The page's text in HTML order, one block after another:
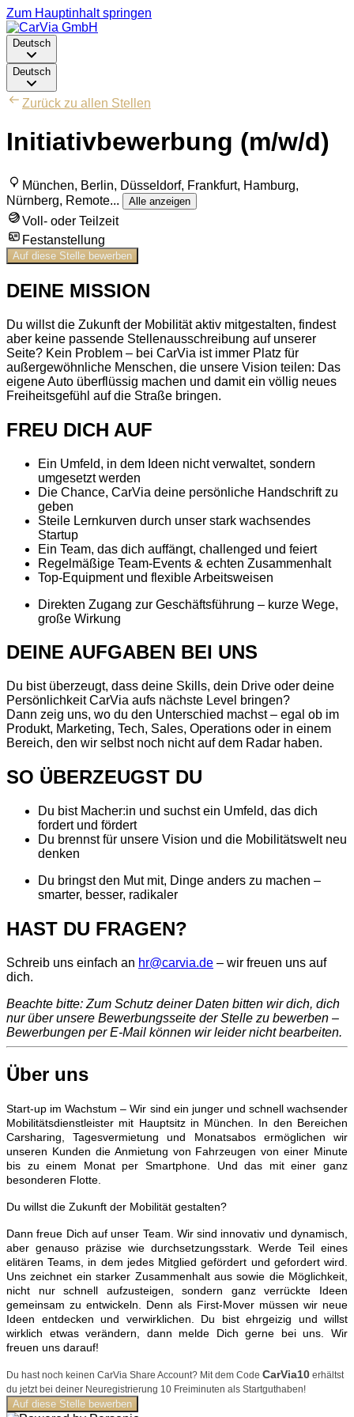
Zum Hauptinhalt springen
Deutsch
Deutsch
Zurück zu allen Stellen
Initiativbewerbung (m/w/d)
München, Berlin, Düsseldorf, Frankfurt, Hamburg,
Nürnberg, Remote... Alle anzeigen
Voll- oder Teilzeit
Festanstellung
Auf diese Stelle bewerben
DEINE MISSION
Du willst die Zukunft der Mobilität aktiv mitgestalten, findest
aber keine passende Stellenausschreibung auf unserer
Seite? Kein Problem – bei CarVia ist immer Platz für
außergewöhnliche Menschen, die unsere Vision teilen: Das
eigene Auto überflüssig machen und damit ein völlig neues
Freiheitsgefühl auf die Straße bringen.
FREU DICH AUF
Ein Umfeld, in dem Ideen nicht verwaltet, sondern
umgesetzt werden
Die Chance, CarVia deine persönliche Handschrift zu
geben
Steile Lernkurven durch unser stark wachsendes
Startup
Ein Team, das dich auffängt, challenged und feiert
Regelmäßige Team-Events & echten Zusammenhalt
Top-Equipment und flexible Arbeitsweisen
Direkten Zugang zur Geschäftsführung – kurze Wege,
große Wirkung
DEINE AUFGABEN BEI UNS
Du bist überzeugt, dass deine Skills, dein Drive oder deine
Persönlichkeit CarVia aufs nächste Level bringen?
Dann zeig uns, wo du den Unterschied machst – egal ob im
Produkt, Marketing, Tech, Sales, Operations oder in einem
Bereich, den wir selbst noch nicht auf dem Radar haben.
SO ÜBERZEUGST DU
Du bist Macher:in und suchst ein Umfeld, das dich
fordert und fördert
Du brennst für unsere Vision und die Mobilitätswelt neu
denken
Du bringst den Mut mit, Dinge anders zu machen –
smarter, besser, radikaler
HAST DU FRAGEN?
Schreib uns einfach an hr@carvia.de – wir freuen uns auf
dich.
Beachte bitte: Zum Schutz deiner Daten bitten wir dich, dich
nur über unsere Bewerbungsseite der Stelle zu bewerben –
Bewerbungen per E-Mail können wir leider nicht bearbeiten.
Über uns
Start-up im Wachstum – Wir sind ein junger und schnell wachsender
Mobilitätsdienstleister mit Hauptsitz in München. In den Bereichen
Carsharing, Tagesvermietung und Monatsabos ermöglichen wir
unseren Kunden die Anmietung von Fahrzeugen von einer Minute
bis zu einem Monat per Smartphone. Und das mit einer ganz
besonderen Flotte.
Du willst die Zukunft der Mobilität gestalten?
Dann freue Dich auf unser Team. Wir sind innovativ und dynamisch,
aber genauso präzise wie durchsetzungsstark. Werde Teil eines
elitären Teams, in dem jedes Mitglied gefördert und gefordert wird.
Uns zeichnet ein starker Zusammenhalt aus sowie die Möglichkeit,
nicht nur schnell aufzusteigen, sondern ganz verrückte Ideen
gemeinsam zu entwickeln. Denn als First-Mover müssen wir neue
Ideen entdecken und verwirklichen. Du bist ehrgeizig und willst
wirklich etwas verändern, dann melde Dich gerne bei uns. Wir
freuen uns darauf!
Du hast noch keinen CarVia Share Account? Mit dem Code CarVia10 erhältst
du jetzt bei deiner Neuregistrierung 10 Freiminuten als Startguthaben!
Auf diese Stelle bewerben